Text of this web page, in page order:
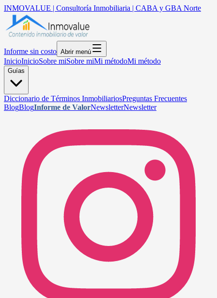
INMOVALUE | Consultoría Inmobiliaria | CABA y GBA Norte
Informe sin costo Abrir menú
InicioInicioSobre miSobre miMi métodoMi método
Guías
Diccionario de Términos InmobiliariosPreguntas Frecuentes
BlogBlogInforme de ValorNewsletterNewsletter